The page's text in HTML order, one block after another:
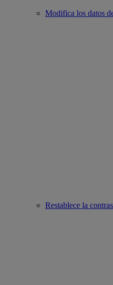
Modifica los datos
Restablece la